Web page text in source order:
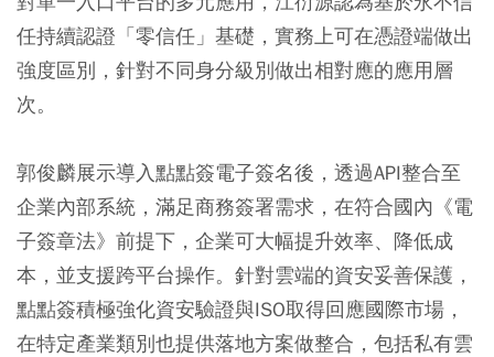
任持續認證「零信任」基礎，實務上可在憑證端做出
強度區別，針對不同身分級別做出相對應的應用層
次。
郭俊麟展示導入點點簽電子簽名後，透過API整合至
企業內部系統，滿足商務簽署需求，在符合國內《電
子簽章法》前提下，企業可大幅提升效率、降低成
本，並支援跨平台操作。針對雲端的資安妥善保護，
點點簽積極強化資安驗證與ISO取得回應國際市場，
在特定產業類別也提供落地方案做整合，包括私有雲